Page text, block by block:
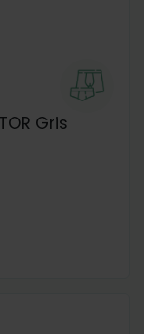
Gris